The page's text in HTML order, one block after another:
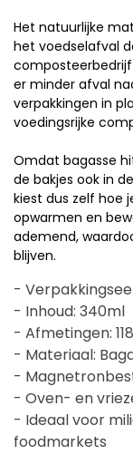
Het natuurlijke
het voedselafval
er minder afval
verpakkingen in
voedingsrijke
Omdat bagasse
de bakjes ook in
kiest dus zelf hoe
opwarmen en
ademend,
blijven.
-
- Inhoud: 340ml
- Afmetingen:
- Materiaal:
-
- Oven- en
- Ideaal voor
foodmarkets